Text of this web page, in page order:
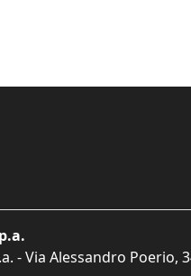
- Via Alessandro Poerio,